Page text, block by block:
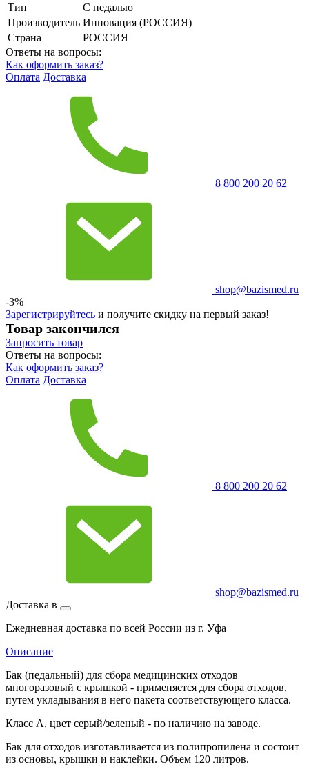
Тип
С педалью
Производитель Инновация (РОССИЯ)
Страна
РОССИЯ
Ответы на вопросы:
Как оформить заказ?
Оплата Доставка
8 800 200 20 62
shop@bazismed.ru
-3%
Зарегистрируйтесь и получите скидку на первый заказ!
Товар закончился
Запросить товар
Ответы на вопросы:
Как оформить заказ?
Оплата Доставка
8 800 200 20 62
shop@bazismed.ru
Доставка в
Ежедневная доставка по всей России из г. Уфа
Описание
Бак (педальный) для сбора медицинских отходов
многоразовый с крышкой - применяется для сбора отходов,
путем укладывания в него пакета соответствующего класса.
Класс А, цвет серый/зеленый - по наличию на заводе.
Бак для отходов изготавливается из полипропилена и состоит
из основы, крышки и наклейки. Объем 120 литров.